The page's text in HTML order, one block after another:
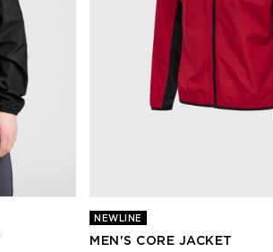
NEWLINE
MEN'S CORE JACKET